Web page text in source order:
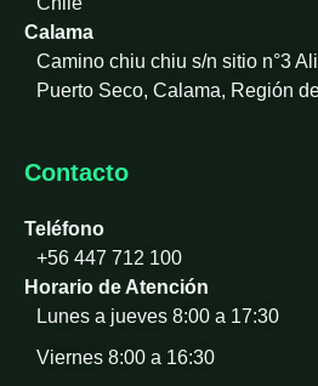
Calama
Camino chiu chiu s/n sitio n°3
Puerto Seco, Calama, Región
Contacto
Teléfono
+56 447 712 100
Horario de Atención
Lunes a jueves 8:00 a 17:30
Viernes 8:00 a 16:30